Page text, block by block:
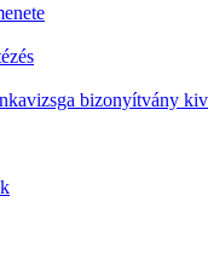
bizonyítvány